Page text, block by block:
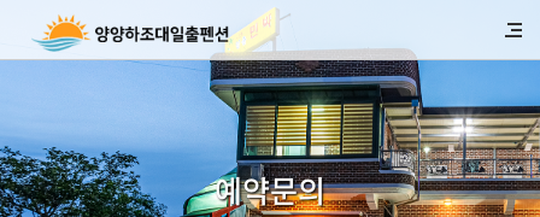
예약문의